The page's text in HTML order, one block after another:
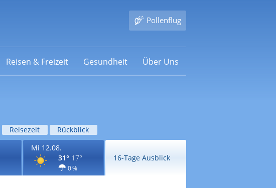
Pollenflug
Reisen & Freizeit Gesundheit Über Uns
Reisezeit
Rückblick
Mi 12.08.
31° 17°
0 %
16-Tage Ausblick